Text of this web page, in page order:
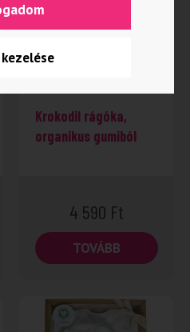
Krokodil rágóka,
organikus gumiból
4 590 Ft
TOVÁBB